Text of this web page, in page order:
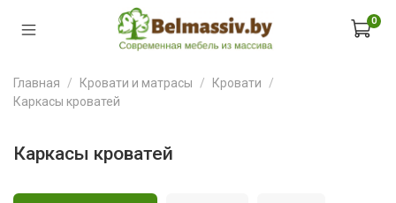
0
Главная Кровати и матрасы
Кровати
Каркасы кроватей
Каркасы кроватей